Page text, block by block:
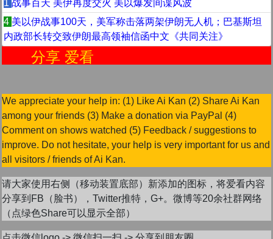
1 战事百天 美伊再度交火 美以爆发间谍风波
4 美以伊战事100天，美军称击落两架伊朗无人机；巴基斯坦
内政部长转交致伊朗最高领袖信函中文《共同关注》
分享 爱看
We appreciate your help in: (1) Like Ai Kan (2) Share Ai Kan
among your friends (3) Make a donation via PayPal (4)
Comment on shows watched (5) Feedback / suggestions to
improve. Do not hesitate, your help is very important for us and
all visitors / friends of Ai Kan.
请大家使用右侧（移动装置底部）新添加的图标，将爱看内容
分享到FB（脸书），Twitter推特，G+。微博等20余社群网络
（点绿色Share可以显示全部）